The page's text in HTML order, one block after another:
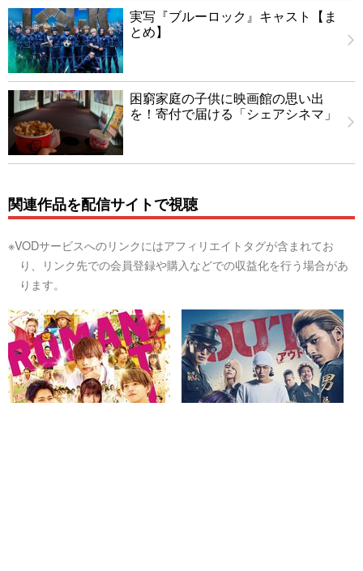
実写『ブルーロック』キャスト【ま
とめ】
困窮家庭の子供に映画館の思い出
を！寄付で届ける「シェアシネマ」
関連作品を配信サイトで視聴
※VODサービスへのリンクにはアフィリエイトタグが含まれてお
り、リンク先での会員登録や購入などでの収益化を行う場合があ
ります。